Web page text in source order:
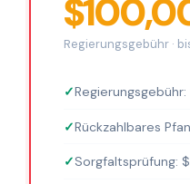
Regierungsgebühr ·
Rückzahlbares
Sorgfaltsprüfung: